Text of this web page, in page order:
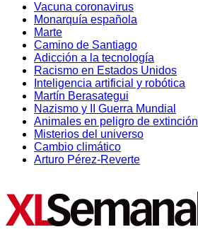
Vacuna coronavirus
Monarquía española
Marte
Camino de Santiago
Adicción a la tecnología
Racismo en Estados Unidos
Inteligencia artificial y robótica
Martín Berasategui
Nazismo y II Guerra Mundial
Animales en peligro de extinción
Misterios del universo
Cambio climático
Arturo Pérez-Reverte